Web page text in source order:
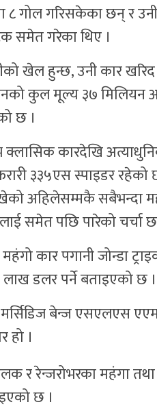
गोल गरिसकेका छन् र
समेत गरेका थिए ।
खेल हुन्छ, उनी कार खरिद
कुल मूल्य ३७ मिलियन
छ ।
क्लासिक कारदेखि
३३५एस स्पाइडर
अहिलेसम्मकै सबैभन्दा
समेत पछि पारेको चर्चा
कार पगानी जोन्डा
डलर पर्ने बताइएको छ ।
बेन्ज एसएलएस
हो ।
र रेन्जरोभरका महंगा
छ ।